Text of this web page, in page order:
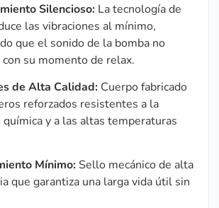
Silencioso: La tecnología de
las vibraciones al mínimo,
que el sonido de la bomba no
su momento de relax.
de Alta Calidad: Cuerpo fabricado
reforzados resistentes a la
y a las altas temperaturas
Mínimo: Sello mecánico de alta
que garantiza una larga vida útil sin